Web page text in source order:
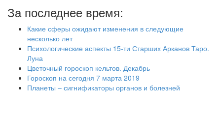
За последнее время:
Какие сферы ожидают изменения в следующие
несколько лет
Психологические аспекты 15-ти Старших Арканов Таро.
Луна
Цветочный гороскоп кельтов. Декабрь
Гороскоп на сегодня 7 марта 2019
Планеты – сигнификаторы органов и болезней